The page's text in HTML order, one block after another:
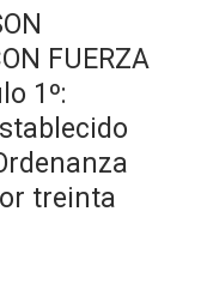
FUERZA
1º:
treinta